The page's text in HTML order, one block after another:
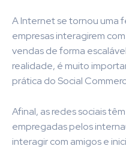
A Internet se tornou uma
empresas interagirem
vendas de forma
realidade, é muito
prática do Social
Afinal, as redes sociais
empregadas pelos
interagir com amigos e